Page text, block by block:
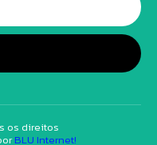
os direitos
BLU Internet!